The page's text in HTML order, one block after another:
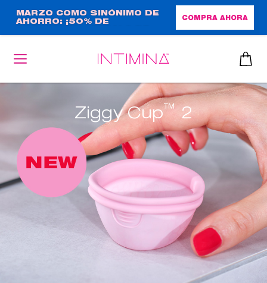
contenido
principal
MARZO COMO SINÓNIMO DE
AHORRO: ¡50% DE
TAMAÑO NORMAL!
COMPRA AHORA
Ziggy Cup™ 2